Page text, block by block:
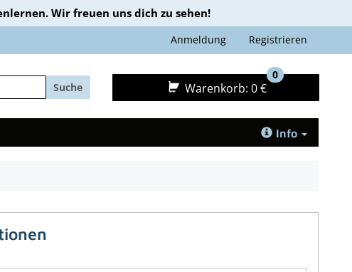
Wir freuen uns dich zu sehen!
Anmeldung Registrieren
Suche Warenkorb: 0 €
0
Info